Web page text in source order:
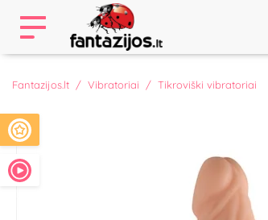
Fantazijos.lt Vibratoriai Tikroviški vibratoriai